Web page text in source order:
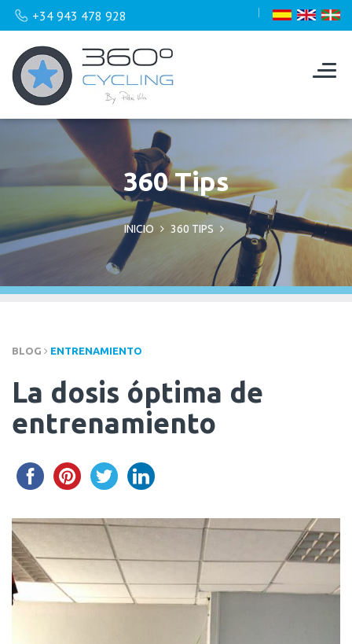
+34 943 478 928
360 Tips
INICIO 360 TIPS
BLOG ENTRENAMIENTO
La dosis óptima de
entrenamiento